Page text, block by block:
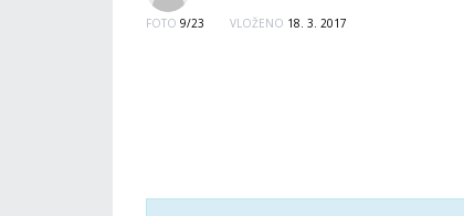
FOTO 9/23 VLOŽENO 18. 3. 2017